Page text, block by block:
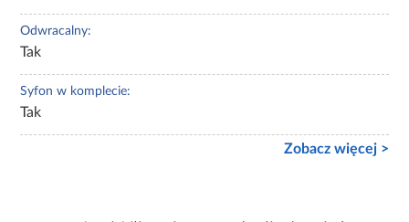
Odwracalny:
Tak
Syfon w komplecie:
Tak
Zobacz więcej >